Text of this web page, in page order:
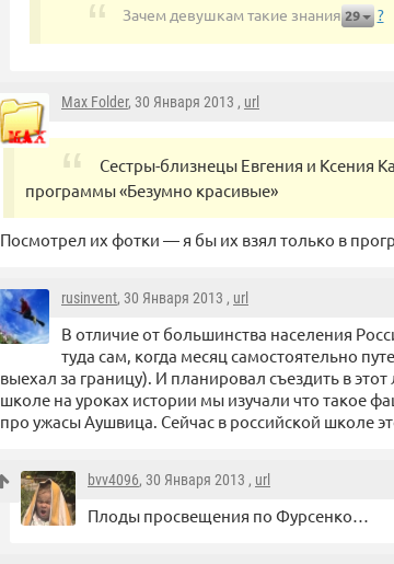
Зачем девушкам такие знания 29 ?
Max Folder, 30 Января 2013 , url
Сестры-близнецы Евгения и Ксения
программы «Безумно красивые»
Посмотрел их фотки — я бы их взял только в
rusinvent, 30 Января 2013 , url
В отличие от большинства населения
туда сам, когда месяц самостоятельно
выехал за границу). И планировал съездить в
школе на уроках истории мы изучали что такое
про ужасы Аушвица. Сейчас в российской школе
bvv4096, 30 Января 2013 , url
Плоды просвещения по Фурсенко…